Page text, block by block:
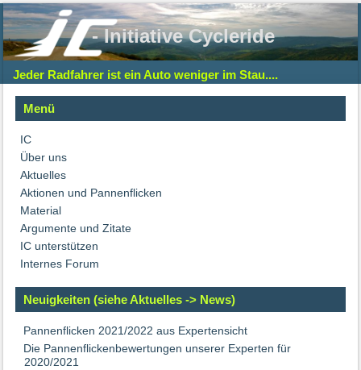
- Initiative Cycleride
Jeder Radfahrer ist ein Auto weniger im Stau....
Menü
IC
Über uns
Aktuelles
Aktionen und Pannenflicken
Material
Argumente und Zitate
IC unterstützen
Internes Forum
Neuigkeiten (siehe Aktuelles -> News)
Pannenflicken 2021/2022 aus Expertensicht
Die Pannenflickenbewertungen unserer Experten für
2020/2021